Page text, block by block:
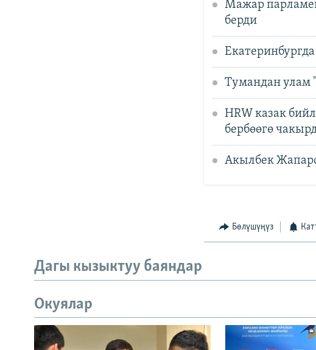
Мажар
берди
Тумандан улам
HRW казак
бербөөгө
Акылбек
Бөлүшүңүз
Дагы кызыктуу баяндар
Окуялар